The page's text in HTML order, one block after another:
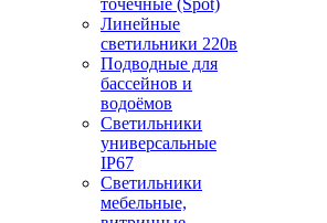
точечные (Spot)
Линейные
светильники 220в
Подводные для
бассейнов и
водоёмов
Светильники
универсальные
IP67
Светильники
мебельные,